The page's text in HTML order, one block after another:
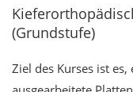
(Grundstufe)
Ziel des Kurses ist